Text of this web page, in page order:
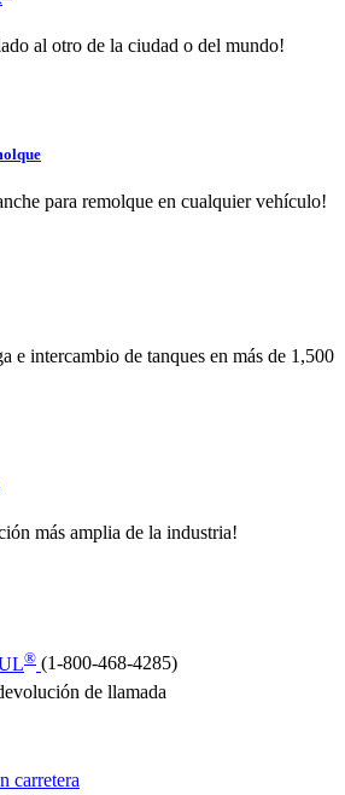
al otro de la ciudad o del mundo!
para remolque en cualquier vehículo!
e intercambio de tanques en más de 1,500
más amplia de la industria!
® (1-800-468-4285)
de llamada
carretera